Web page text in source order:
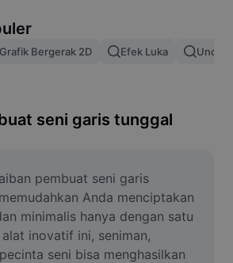
Grafik Bergerak 2D Efek Luka Unduh
seni garis tunggal
pembuat seni garis
Anda menciptakan
minimalis hanya dengan satu
inovatif ini, seniman,
seni bisa menghasilkan